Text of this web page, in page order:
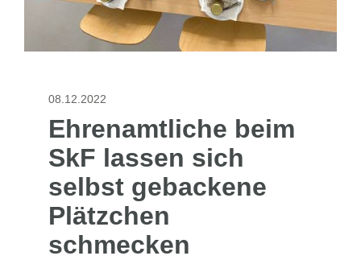
08.12.2022
Ehrenamtliche beim
SkF lassen sich
selbst gebackene
Plätzchen
schmecken